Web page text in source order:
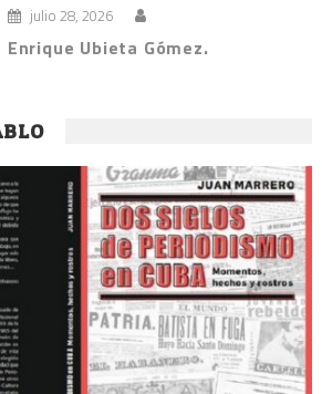
julio 28, 2026
Enrique Ubieta Gómez.